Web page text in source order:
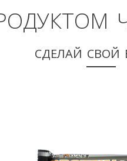
СДЕЛАЙ СВОЙ